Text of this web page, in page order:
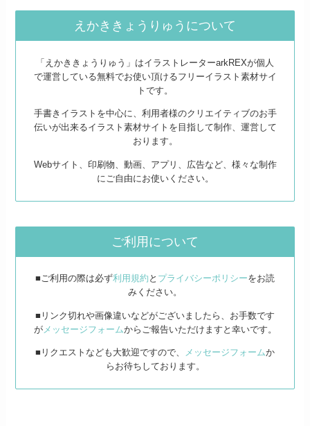
えかききょうりゅうについて
「えかききょうりゅう」はイラストレーターarkREXが個人
で運営している無料でお使い頂けるフリーイラスト素材サイ
トです。
手書きイラストを中心に、利用者様のクリエイティブのお手
伝いが出来るイラスト素材サイトを目指して制作、運営して
おります。
Webサイト、印刷物、動画、アプリ、広告など、様々な制作
にご自由にお使いください。
ご利用について
■ご利用の際は必ず利用規約 と プライバシーポリシーをお読
みください。
■リンク切れや画像違いなどがございましたら、お手数です
がメッセージフォームからご報告いただけますと幸いです。
■リクエストなども大歓迎ですので、 メッセージフォームか
らお待ちしております。